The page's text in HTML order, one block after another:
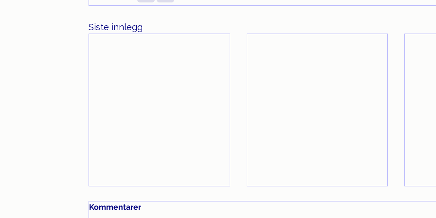
Siste innlegg
Kommentarer